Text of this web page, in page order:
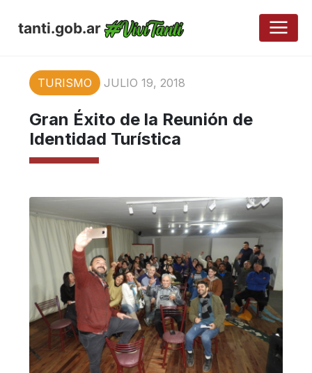
tanti.gob.ar
TURISMO JULIO 19, 2018
Gran Éxito de la Reunión de
Identidad Turística